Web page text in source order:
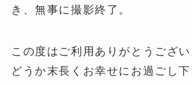
き、無事に撮影終了。
この度はご利用ありがとうござい
どうか末長くお幸せにお過ごし下